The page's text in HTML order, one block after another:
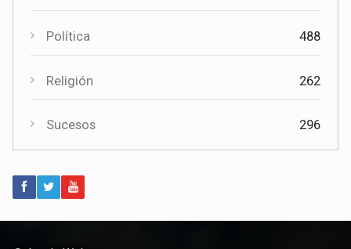
Política
Opinión 36
Política 488
Religión 262